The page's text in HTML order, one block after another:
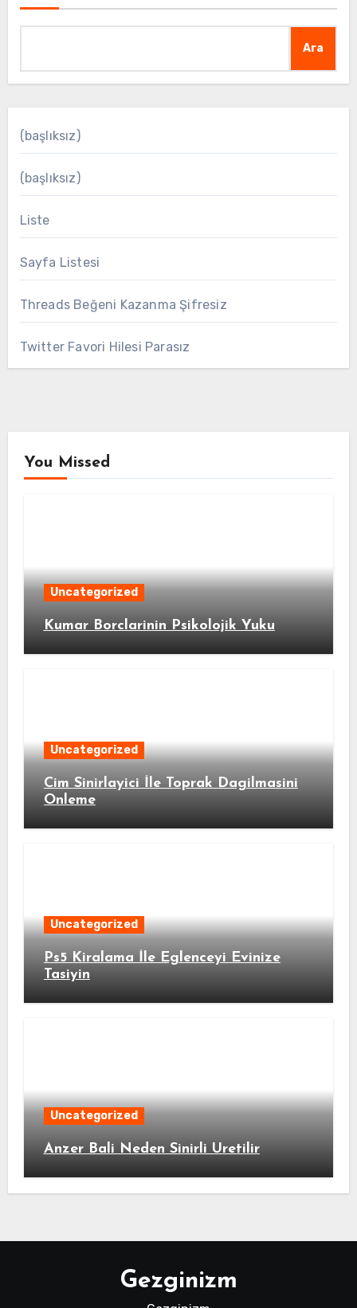
Ara
(başlıksız)
(başlıksız)
Liste
Sayfa Listesi
Threads Beğeni Kazanma Şifresiz
Twitter Favori Hilesi Parasız
You Missed
Uncategorized
Kumar Borclarinin Psikolojik Yuku
Uncategorized
Cim Sinirlayici İle Toprak Dagilmasini
Onleme
Uncategorized
Ps5 Kiralama İle Eglenceyi Evinize
Tasiyin
Uncategorized
Anzer Bali Neden Sinirli Uretilir
Gezginizm